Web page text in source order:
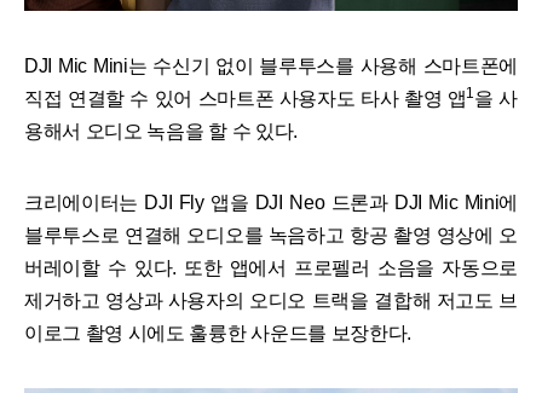
DJI Mic Mini는 수신기 없이 블루투스를 사용해 스마트폰에
직접 연결할 수 있어 스마트폰 사용자도 타사 촬영 앱1을 사
용해서 오디오 녹음을 할 수 있다.
크리에이터는 DJI Fly 앱을 DJI Neo 드론과 DJI Mic Mini에
블루투스로 연결해 오디오를 녹음하고 항공 촬영 영상에 오
버레이할 수 있다. 또한 앱에서 프로펠러 소음을 자동으로
제거하고 영상과 사용자의 오디오 트랙을 결합해 저고도 브
이로그 촬영 시에도 훌륭한 사운드를 보장한다.